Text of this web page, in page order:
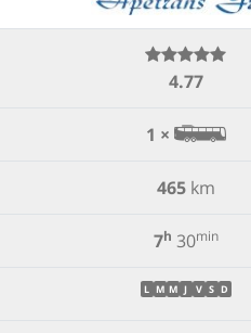
4.77
1 ×
465km
7h 30min
L M M J V S D